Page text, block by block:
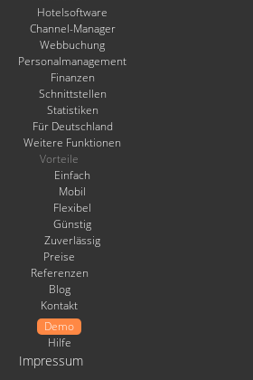
Hotelsoftware
Channel-Manager
Webbuchung
Personalmanagement
Finanzen
Schnittstellen
Statistiken
Für Deutschland
Weitere Funktionen
Vorteile
Einfach
Mobil
Flexibel
Günstig
Zuverlässig
Preise
Referenzen
Blog
Kontakt
Demo
Hilfe
Impressum